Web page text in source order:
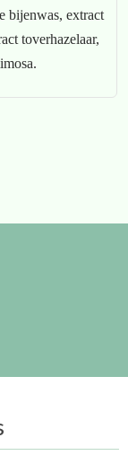
bijenwas, extract
toverhazelaar,